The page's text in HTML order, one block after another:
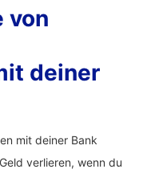
von
deiner
mit deiner Bank
verlieren, wenn du